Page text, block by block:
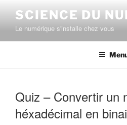
contenu
principal
SCIENCE DU
Le numérique s'installe chez vous
Quiz – Convertir un
héxadécimal en